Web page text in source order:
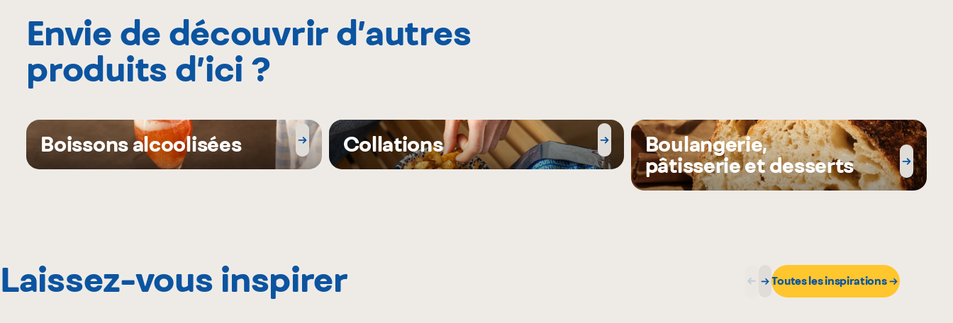
Envie de découvrir d’autres
produits d’ici ?
Boissons alcoolisées Collations
Boulangerie,
pâtisserie et desserts
Laissez-vous inspirer Toutes les inspirations